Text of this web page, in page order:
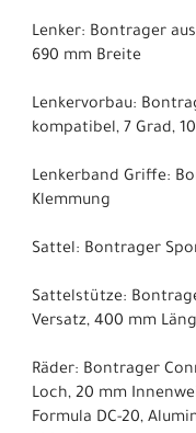
Lenker: Bontrager
690 mm Breite
Lenkervorbau:
kompatibel, 7 Grad,
Lenkerband Griffe:
Klemmung
Sattel: Bontrager
Sattelstütze:
Versatz, 400 mm
Räder: Bontrager
Loch, 20 mm
Formula DC-20,